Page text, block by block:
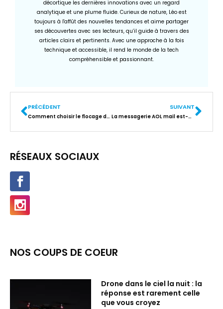
décortique les dernières innovations avec un regard
analytique et une plume fluide. Curieux de nature, Léo est
toujours à l'affût des nouvelles tendances et aime partager
ses découvertes avec ses lecteurs, qu’il guide à travers des
articles clairs et pertinents. Avec une approche à la fois
technique et accessible, il rend le monde de la tech
compréhensible et passionnant.
PRÉCÉDENT
Comment choisir le flocage de son véhicule utilitaire en ligne ?
SUIVANT
La messagerie AOL mail est-elle encore efficace
RÉSEAUX SOCIAUX
NOS COUPS DE COEUR
Drone dans le ciel la nuit : la
réponse est rarement celle
que vous croyez